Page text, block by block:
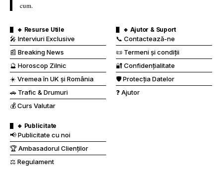
cum.
🔹 Resurse Utile
🎤 Interviuri Exclusive
📰 Breaking News
🔮 Horoscop Zilnic
☀️ Vremea în UK și România
🚗 Trafic & Drumuri
💰 Curs Valutar
🔹 Ajutor & Suport
📞 Contactează-ne
📜 Termeni și condiții
🔐 Confidențialitate
🛡️ Protecția Datelor
❓ Ajutor
🔹 Publicitate
📢 Publicitate cu noi
🏆 Ambasadorul Clienților
⚖️ Regulament